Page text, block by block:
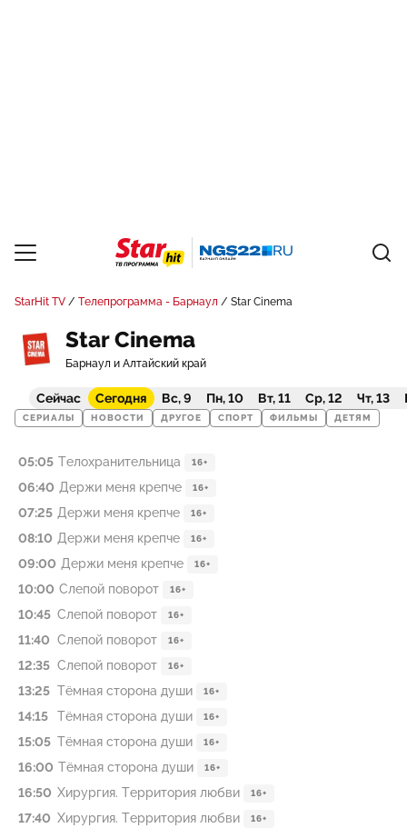
StarHit TV Телепрограмма - Барнаул Star Cinema
Star Cinema
Барнаул и Алтайский край
Сейчас Сегодня Вс, 9 Пн, 10 Вт, 11 Ср, 12 Чт, 13
СЕРИАЛЫ НОВОСТИ ДРУГОЕ СПОРТ ФИЛЬМЫ ДЕТЯМ
05:05 Телохранительница 16+
06:40 Держи меня крепче 16+
07:25 Держи меня крепче 16+
08:10 Держи меня крепче 16+
09:00 Держи меня крепче 16+
10:00 Слепой поворот 16+
10:45 Слепой поворот 16+
11:40 Слепой поворот 16+
12:35 Слепой поворот 16+
13:25 Тёмная сторона души 16+
14:15 Тёмная сторона души 16+
15:05 Тёмная сторона души 16+
16:00 Тёмная сторона души 16+
16:50 Хирургия. Территория любви 16+
17:40 Хирургия. Территория любви 16+